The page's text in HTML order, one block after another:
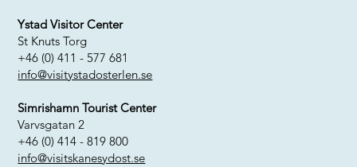
Ystad Visitor Center
St Knuts Torg
+46 (0) 411 - 577 681
info@visitystadosterlen.se
Simrishamn Tourist Center
Varvsgatan 2
+46 (0) 414 - 819 800
info@visitskanesydost.se